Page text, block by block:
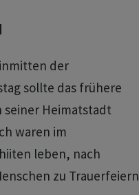
der
sollte das frühere
seiner Heimatstadt
waren im
leben, nach
zu Trauerfeiern